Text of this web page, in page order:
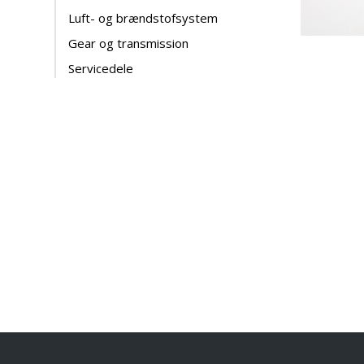
Luft- og brændstofsystem
Gear og transmission
Servicedele